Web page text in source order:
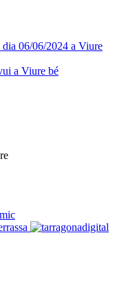
dia 06/06/2024 a Viure
a Viure bé